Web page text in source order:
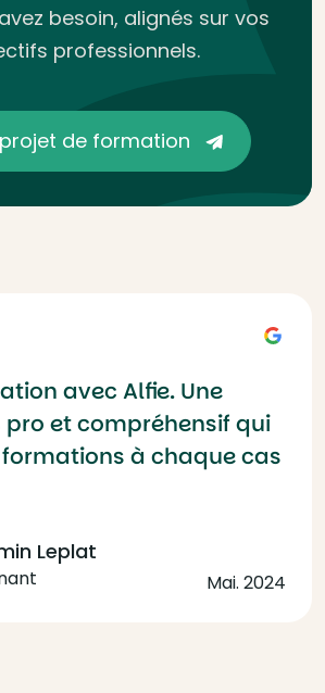
besoin, alignés sur vos
professionnels.
de formation
avec Alfie. Une
pro et compréhensif qui
à chaque cas
Leplat
Mai. 2024